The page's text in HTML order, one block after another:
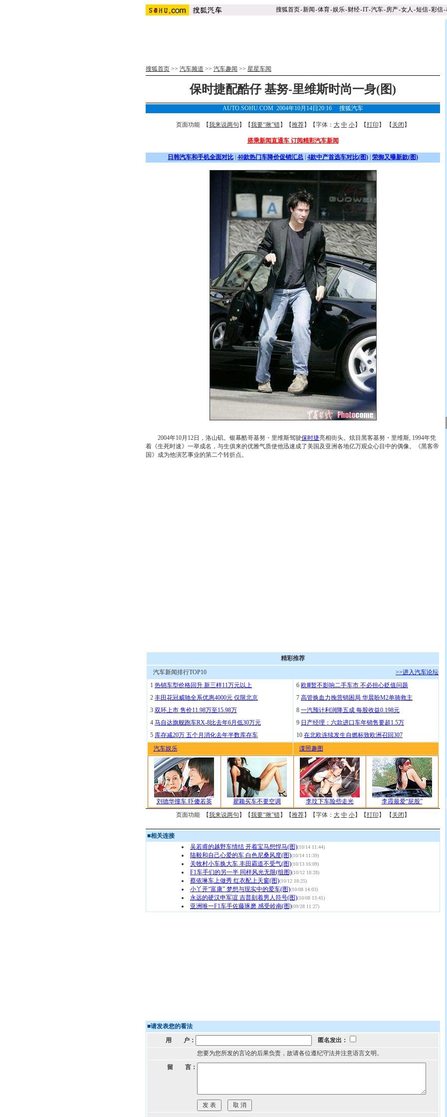
搜狐首页-新闻-体育-娱乐-财经-IT-汽车-房产-女人 -短信-彩信-
搜狐首页 >> 汽车频道 >> 汽车趣闻 >> 星星车闻
保时捷配酷仔 基努-里维斯时尚一身(图)
AUTO.SOHU.COM 2004年10月14日20:16 搜狐汽车
页面功能 【我来说两句 】【我要“揪”错】【推荐】【字体： 大 中 小】【打印 】 【 关闭 】
搭乘新闻直通车 订阅精彩汽车新闻
日韩汽车和手机全面对比 40款热门车降价促销汇总 4款中产首选车对比(图) 荣御又曝新款(图)
2004年10月12日，洛山矶。银幕酷哥基努・里维斯驾驶保时捷亮相街头。炫目黑客基努・里维斯, 1994年凭
着《生死时速》一举成名，与生俱来的优雅气质使他迅速成了美国及亚洲各地亿万观众心目中的偶像。《黑客帝
国》成为他演艺事业的第二个转折点。
精彩推荐
汽车新闻排行TOP10
>>进入汽车论坛
1 热销车型价格回升 新三样11万元以上
2 丰田花冠威驰全系优惠4000元 仅限北京
3 双环上市 售价11.98万至15.98万
4 马自达旗舰跑车RX-8比去年6月低30万元
5 库存减20万 五个月消化去年半数库存车
6 欧Ⅲ暂不影响二手车市 不必担心贬值问题
7 高管换血力挽营销困局 华晨盼M2单骑救主
8 一汽预计利润降五成 每股收益0.198元
9 日产经理：六款进口车年销售要超1.5万
10 在北欧连续发生自燃标致欧洲召回307
汽车娱乐
谍照趣图
刘德华撞车 吓傻若英 瞿颖买车不要空调 李玟下车险些走光
李霞最爱“屁股”
页面功能 【我来说两句 】【我要“揪”错】【推荐】【字体： 大 中 小】【打印 】 【 关闭 】
■相关连接
吴若甫的越野车情结 开着宝马想悍马(图)(10/14 11:44)
陆毅和自己心爱的车 白色尼桑风度(图)(10/14 11:39)
关牧村小车换大车 丰田霸道不受气(图)(10/13 16:09)
F1车手们的另一半 同样风光无限(组图)(10/12 18:28)
蔡依琳车上做秀 红衣配上天窗(图)(10/12 18:25)
小丫开“富康” 梦想与现实中的爱车(图)(10/08 14:03)
永远的硬汉申军谊 吉普刻着男人符号(图)(10/08 13:41)
亚洲唯一F1车手佐藤琢磨 感受岭南(图)(09/28 11:27)
■请发表您的看法
用 户：
匿名发出：
您要为您所发的言论的后果负责，故请各位遵纪守法并注意语言文明。
留 言：